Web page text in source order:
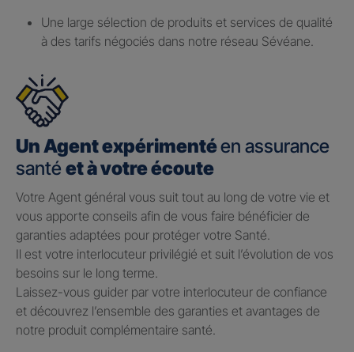
Une large sélection de produits et services de qualité
à des tarifs négociés dans notre réseau Sévéane.
Un Agent expérimentéen assurance
santé et à votre écoute
Votre Agent général vous suit tout au long de votre vie et
vous apporte conseils afin de vous faire bénéficier de
garanties adaptées pour protéger votre Santé.​
Il est votre interlocuteur privilégié et suit l’évolution de vos
besoins sur le long terme.​
Laissez-vous guider par votre interlocuteur de confiance
et découvrez l’ensemble des garanties et avantages de
notre produit complémentaire santé.